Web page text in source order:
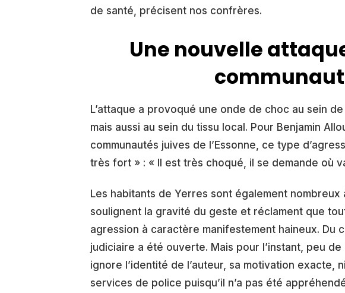
de santé, précisent nos confrères.
Une nouvelle
L’attaque a provoqué une onde de choc au sein
mais aussi au sein du tissu local. Pour Benjamin
communautés juives de l’Essonne, ce type
très fort » : « Il est très choqué, il se demande où
Les habitants de Yerres sont également
soulignent la gravité du geste et réclament que
agression à caractère manifestement haineux. Du
judiciaire a été ouverte. Mais pour l’instant, peu
ignore l’identité de l’auteur, sa motivation exacte,
services de police puisqu’il n’a pas été